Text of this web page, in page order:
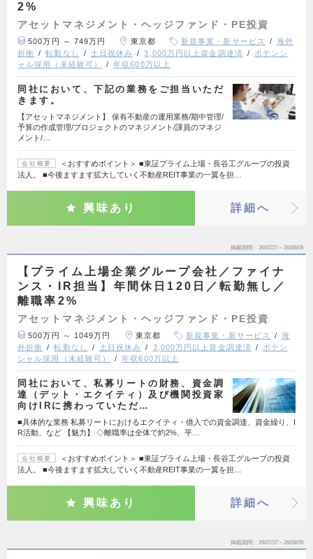
2%
アセットマネジメント・ヘッジファンド・PE投資
500万円 ～ 749万円 東京都 新規事業・新サービス
海外
折衝
転勤なし 土日祝休み 3,000万円以上資金調達済
ポテンシ
ャル採用（未経験可）
年収600万以上
同社において、下記の業務をご担当いただ
きます。
【アセットマネジメント】 保有不動産の運用業務/期中管理/
予算の作成管理/プロジェクトのマネジメント/課員のマネジ
メント/…
会社概要
＜おすすめポイント＞ ■東証プライム上場・長谷工グループの投資
法人。 ■今後ますます拡大していく不動産REIT事業の一翼を担…
興味あり 詳細へ
掲載期間 26/07/27～26/08/09
【プライム上場企業グループ会社／ファイナ
ンス・IR担当】年間休日120日／転勤無し／
離職率2%
アセットマネジメント・ヘッジファンド・PE投資
500万円 ～ 1049万円 東京都 新規事業・新サービス
海
外折衝
転勤なし 土日祝休み 3,000万円以上資金調達済
ポテン
シャル採用（未経験可）
年収600万以上
同社において、私募リートの財務、資金調
達（デット・エクイティ）及び機関投資家
向けIRに携わっていただ…
■具体的な業務 私募リートにおけるエクイティ・借入での資金調達、資金繰り、I
R活動、など 【魅力】 ◇離職率は全体で約2%、平…
会社概要
＜おすすめポイント＞ ■東証プライム上場・長谷工グループの投資
法人。 ■今後ますます拡大していく不動産REIT事業の一翼を担…
興味あり 詳細へ
掲載期間 26/07/27～26/08/09